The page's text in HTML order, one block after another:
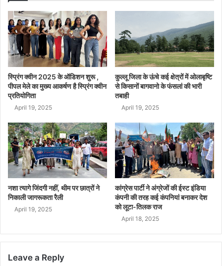
स्प्रिंग क्वीन 2025 के ऑडिशन शुरू ,
पीपल मेले का मुख्य आकर्षण है स्प्रिंग क्वीन
प्रतियोगिता
April 19, 2025
कुल्लू जिला के ऊंचे कई क्षेत्रों में ओलाबृष्टि
से किसानों बागवानो के फंसलां की भारी
तबाही
April 19, 2025
नशा त्यागे जिंदगी नहीं, थीम पर छात्रों ने
निकाली जागरूकता रैली
April 19, 2025
कांग्रेस पार्टी ने अंग्रेजों की ईस्ट इंडिया
कंपनी की तरह कई कंपनियां बनाकर देश
को लूटा-तिलक राज
April 18, 2025
Leave a Reply